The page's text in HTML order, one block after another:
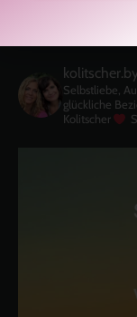
Selbstliebe,
glückliche
Kolitscher